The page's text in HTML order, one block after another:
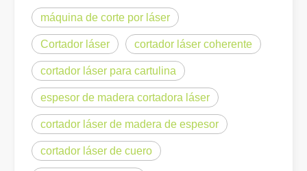
máquina de corte por láser
Cortador láser cortador láser coherente
cortador láser para cartulina
espesor de madera cortadora láser
cortador láser de madera de espesor
cortador láser de cuero